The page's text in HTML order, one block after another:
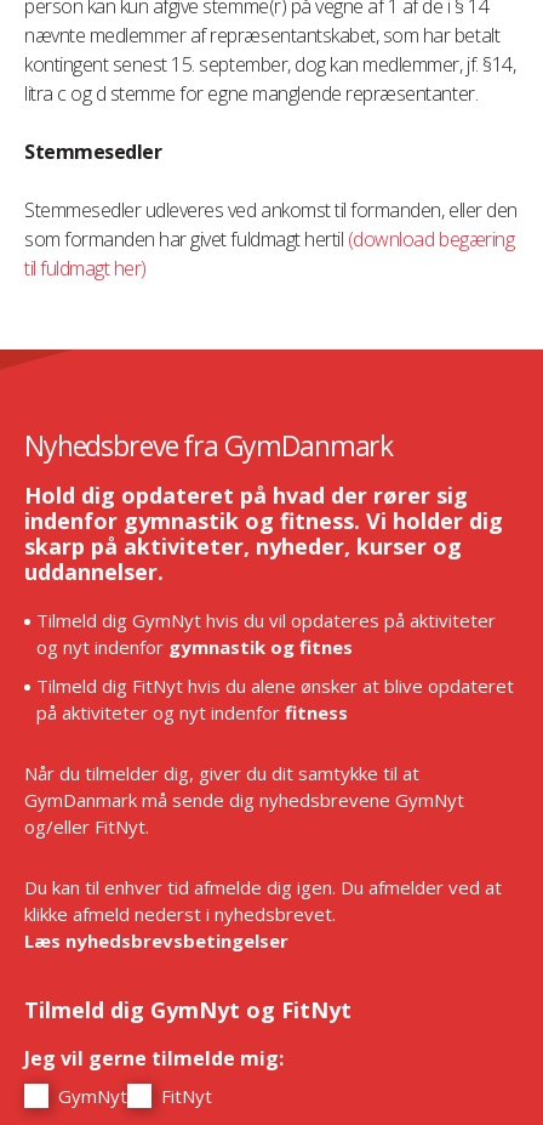
person kan kun afgive stemme(r) på vegne af 1 af de i § 14
nævnte medlemmer af repræsentantskabet, som har betalt
kontingent senest 15. september, dog kan medlemmer, jf. §14,
litra c og d stemme for egne manglende repræsentanter.
Stemmesedler
Stemmesedler udleveres ved ankomst til formanden, eller den
som formanden har givet fuldmagt hertil (download begæring
til fuldmagt her)
Nyhedsbreve fra GymDanmark
Hold dig opdateret på hvad der rører sig
indenfor gymnastik og fitness. Vi holder dig
skarp på aktiviteter, nyheder, kurser og
uddannelser.
Tilmeld dig GymNyt hvis du vil opdateres på aktiviteter
og nyt indenfor gymnastik og fitnes
Tilmeld dig FitNyt hvis du alene ønsker at blive opdateret
på aktiviteter og nyt indenfor fitness
Når du tilmelder dig, giver du dit samtykke til at
GymDanmark må sende dig nyhedsbrevene GymNyt
og/eller FitNyt.
Du kan til enhver tid afmelde dig igen. Du afmelder ved at
klikke afmeld nederst i nyhedsbrevet.
Læs nyhedsbrevsbetingelser
Tilmeld dig GymNyt og FitNyt
Jeg vil gerne tilmelde mig:
GymNyt FitNyt